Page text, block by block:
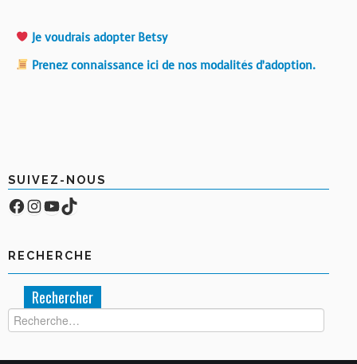
Je voudrais adopter Betsy
Prenez connaissance ici de nos modalités d’adoption.
SUIVEZ-NOUS
Facebook
Compte Instagram
YouTube
TikTok
RECHERCHE
Rechercher :